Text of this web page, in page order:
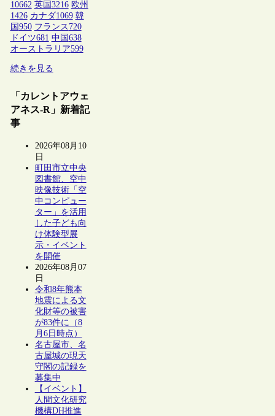
10662 英国 3216 欧州
1426 カナダ1069 韓
国 950 フランス 720
ドイツ681 中国 638
オーストラリア599
続きを見る
「カレントアウェ
アネス-R」新着記
事
2026年08月10
日
町田市立中央
図書館、空中
映像技術「空
中コンピュー
ター」を活用
した子ども向
け体験型展
示・イベント
を開催
2026年08月07
日
令和8年熊本
地震による文
化財等の被害
が83件に（8
月6日時点）
名古屋市、名
古屋城の現天
守閣の記録を
募集中
【イベント】
人間文化研究
機構DH推進